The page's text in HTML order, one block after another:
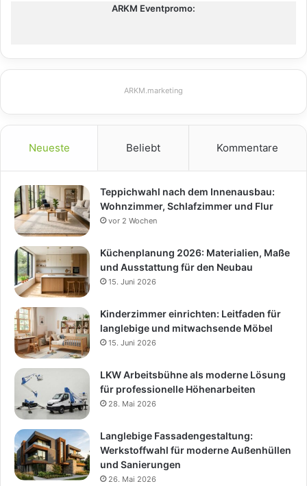
ARKM Eventpromo:
ARKM.marketing
Neueste Beliebt Kommentare
Teppichwahl nach dem Innenausbau:
Wohnzimmer, Schlafzimmer und Flur
vor 2 Wochen
Küchenplanung 2026: Materialien, Maße
und Ausstattung für den Neubau
15. Juni 2026
Kinderzimmer einrichten: Leitfaden für
langlebige und mitwachsende Möbel
15. Juni 2026
LKW Arbeitsbühne als moderne Lösung
für professionelle Höhenarbeiten
28. Mai 2026
Langlebige Fassadengestaltung:
Werkstoffwahl für moderne Außenhüllen
und Sanierungen
26. Mai 2026